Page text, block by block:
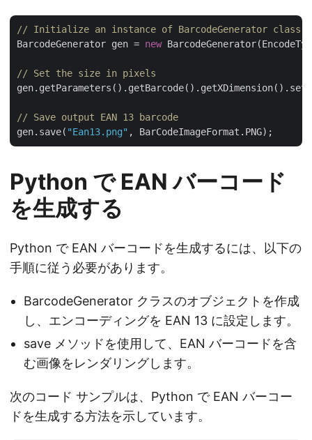
// Initialize an instance of BarcodeGenerator class
BarcodeGenerator gen = new
// Set the size in pixels
// Save output EAN 13 barcode
gen.save( "Ean13.png"
Python で EAN バーコード
を生成する
Python で EAN バーコードを生成するには、以下の
手順に従う必要があります。
BarcodeGenerator クラスのオブジェクトを作成
し、エンコーディングを EAN 13 に設定します。
save メソッドを使用して、EAN バーコードを含
む画像をレンダリングします。
次のコード サンプルは、Python で EAN バーコー
ドを生成する方法を示しています。